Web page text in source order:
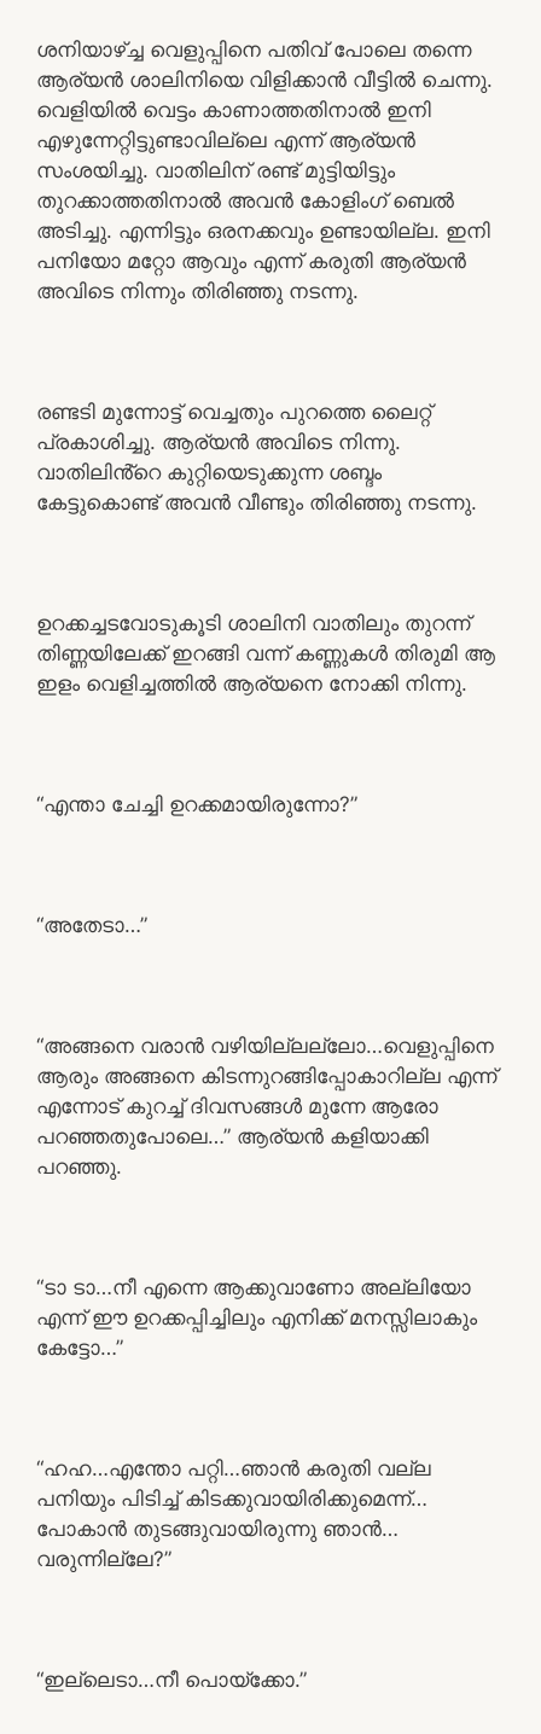
ശനിയാഴ്ച്ച വെളുപ്പിനെ പതിവ് പോലെ തന്നെ
ആര്യൻ ശാലിനിയെ വിളിക്കാൻ വീട്ടിൽ ചെന്നു.
വെളിയിൽ വെട്ടം കാണാത്തതിനാൽ ഇനി
എഴുന്നേറ്റിട്ടുണ്ടാവില്ലെ എന്ന് ആര്യൻ
സംശയിച്ചു. വാതിലിന് രണ്ട് മുട്ടിയിട്ടും
തുറക്കാത്തതിനാൽ അവൻ കോളിംഗ് ബെൽ
അടിച്ചു. എന്നിട്ടും ഒരനക്കവും ഉണ്ടായില്ല. ഇനി
പനിയോ മറ്റോ ആവും എന്ന് കരുതി ആര്യൻ
അവിടെ നിന്നും തിരിഞ്ഞു നടന്നു.
രണ്ടടി മുന്നോട്ട് വെച്ചതും പുറത്തെ ലൈറ്റ്
പ്രകാശിച്ചു. ആര്യൻ അവിടെ നിന്നു.
വാതിലിൻ്റെ കുറ്റിയെടുക്കുന്ന ശബ്ദം
കേട്ടുകൊണ്ട് അവൻ വീണ്ടും തിരിഞ്ഞു നടന്നു.
ഉറക്കച്ചടവോടുകൂടി ശാലിനി വാതിലും തുറന്ന്
തിണ്ണയിലേക്ക് ഇറങ്ങി വന്ന് കണ്ണുകൾ തിരുമി ആ
ഇളം വെളിച്ചത്തിൽ ആര്യനെ നോക്കി നിന്നു.
“എന്താ ചേച്ചി ഉറക്കമായിരുന്നോ?”
“അതേടാ…”
“അങ്ങനെ വരാൻ വഴിയില്ലല്ലോ…വെളുപ്പിനെ
ആരും അങ്ങനെ കിടന്നുറങ്ങിപ്പോകാറില്ല എന്ന്
എന്നോട് കുറച്ച് ദിവസങ്ങൾ മുന്നേ ആരോ
പറഞ്ഞതുപോലെ…” ആര്യൻ കളിയാക്കി
പറഞ്ഞു.
“ടാ ടാ…നീ എന്നെ ആക്കുവാണോ അല്ലിയോ
എന്ന് ഈ ഉറക്കപ്പിച്ചിലും എനിക്ക് മനസ്സിലാകും
കേട്ടോ…”
“ഹഹ…എന്തോ പറ്റി…ഞാൻ കരുതി വല്ല
പനിയും പിടിച്ച് കിടക്കുവായിരിക്കുമെന്ന്…
പോകാൻ തുടങ്ങുവായിരുന്നു ഞാൻ…
വരുന്നില്ലേ?”
“ഇല്ലെടാ…നീ പൊയ്ക്കോ.”